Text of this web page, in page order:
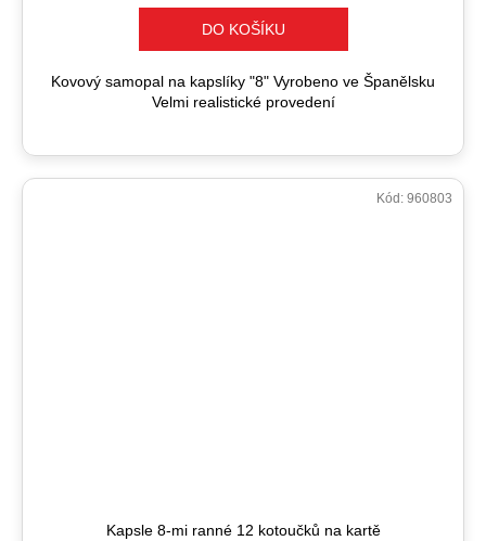
DO KOŠÍKU
Kovový samopal na kapslíky "8" Vyrobeno ve Španělsku
Velmi realistické provedení
Kapsle 8-mi ranné 12 kotoučků na kartě
Kód: 960803